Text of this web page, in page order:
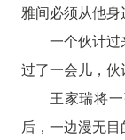
雅间必须从他身
一个伙计过
过了一会儿，伙
王家瑞将
后，一边漫无